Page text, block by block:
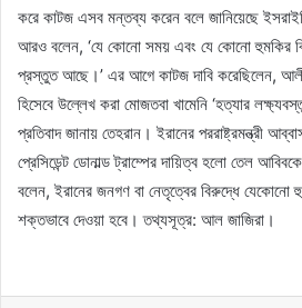
করে কাটজ এসব মন্তব্য করেন বলে জানিয়েছে
আরও বলেন, ‘যে কোনো সময় এবং যে কোনো হুমকির
প্রস্তুত আছে।’ এর আগে কাটজ দাবি করেছিলেন,
হিসেবে উল্লেখ করা মোজতবা খামেনি ‘হত্যার
প্রতিবাদ জানায় তেহরান। ইরানের পররাষ্ট্রমন্ত্রী
প্রেসিডেন্ট ডোনাল্ড ট্রাম্পের দায়িত্ব হলো তেল
বলেন, ইরানের জনগণ বা নেতৃত্বের বিরুদ্ধে যেকোনো
শক্তভাবে দেওয়া হবে। তথ্যসূত্র: আল জাজিরা।